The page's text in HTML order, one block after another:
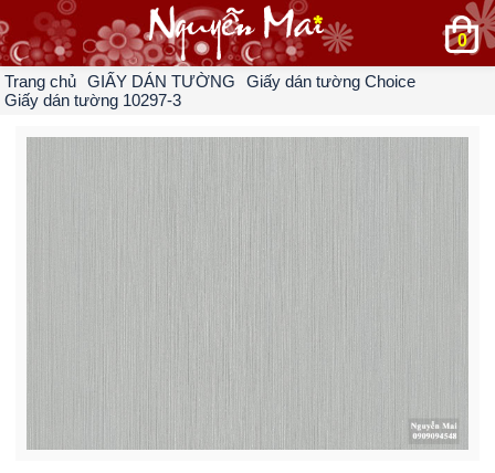
0
Trang chủ GIẤY DÁN TƯỜNG
Giấy dán tường Choice
Giấy dán tường 10297-3